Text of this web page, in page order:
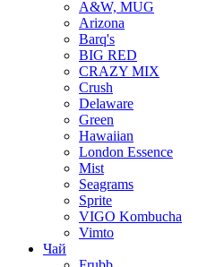
A&W, MUG
Arizona
Barq's
BIG RED
CRAZY MIX
Crush
Delaware
Green
Hawaiian
London Essence
Mist
Seagrams
Sprite
VIGO Kombucha
Vimto
Чай